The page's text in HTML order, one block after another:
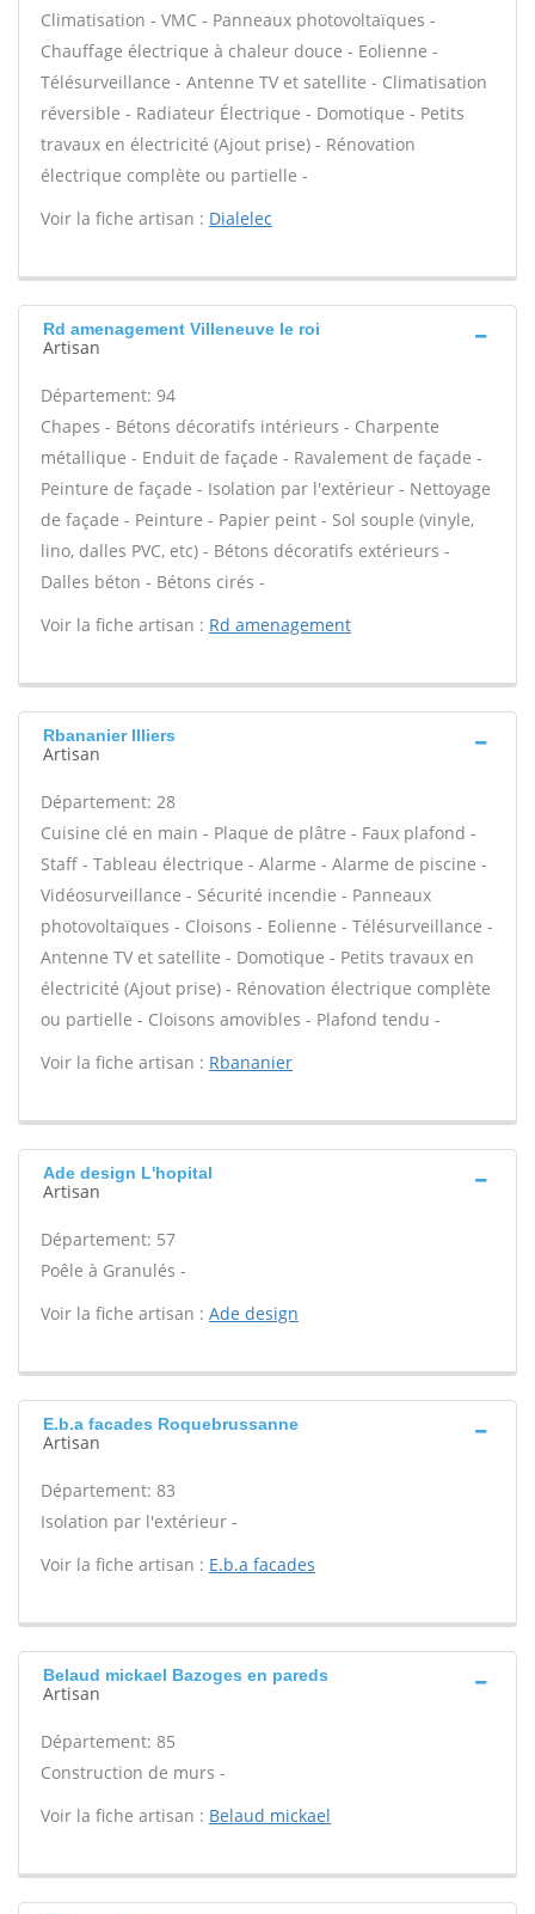
Climatisation - VMC - Panneaux photovoltaïques -
Chauffage électrique à chaleur douce - Eolienne -
Télésurveillance - Antenne TV et satellite - Climatisation
réversible - Radiateur Électrique - Domotique - Petits
travaux en électricité (Ajout prise) - Rénovation
électrique complète ou partielle -
Voir la fiche artisan : Dialelec
Rd amenagement Villeneuve le roi
Artisan
Département: 94
Chapes - Bétons décoratifs intérieurs - Charpente
métallique - Enduit de façade - Ravalement de façade -
Peinture de façade - Isolation par l'extérieur - Nettoyage
de façade - Peinture - Papier peint - Sol souple (vinyle,
lino, dalles PVC, etc) - Bétons décoratifs extérieurs -
Dalles béton - Bétons cirés -
Voir la fiche artisan : Rd amenagement
Rbananier Illiers
Artisan
Département: 28
Cuisine clé en main - Plaque de plâtre - Faux plafond -
Staff - Tableau électrique - Alarme - Alarme de piscine -
Vidéosurveillance - Sécurité incendie - Panneaux
photovoltaïques - Cloisons - Eolienne - Télésurveillance -
Antenne TV et satellite - Domotique - Petits travaux en
électricité (Ajout prise) - Rénovation électrique complète
ou partielle - Cloisons amovibles - Plafond tendu -
Voir la fiche artisan : Rbananier
Ade design L'hopital
Artisan
Département: 57
Poêle à Granulés -
Voir la fiche artisan : Ade design
E.b.a facades Roquebrussanne
Artisan
Département: 83
Isolation par l'extérieur -
Voir la fiche artisan : E.b.a facades
Belaud mickael Bazoges en pareds
Artisan
Département: 85
Construction de murs -
Voir la fiche artisan : Belaud mickael